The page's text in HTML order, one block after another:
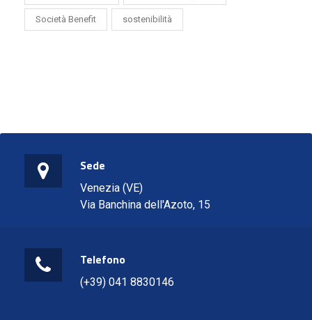
Società Benefit sostenibilità
Sede
Venezia (VE)
Via Banchina dell'Azoto, 15
Telefono
(+39) 041 8830146